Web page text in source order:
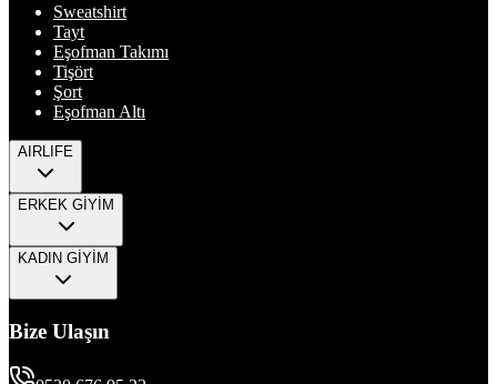
Sweatshirt
Tayt
Eşofman Takımı
Tişört
Şort
Eşofman Altı
AIRLIFE
ERKEK GİYİM
KADIN GİYİM
Bize Ulaşın